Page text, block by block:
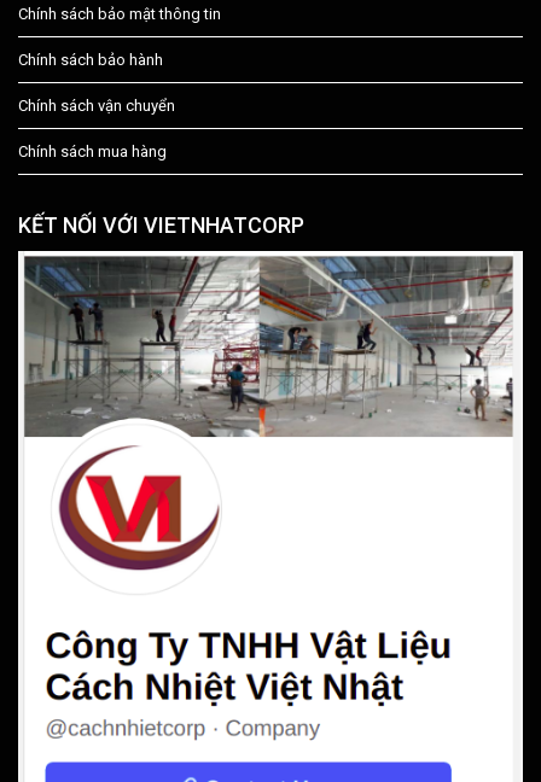
Chính sách bảo mật thông tin
Chính sách bảo hành
Chính sách vận chuyển
Chính sách mua hàng
KẾT NỐI VỚI VIETNHATCORP